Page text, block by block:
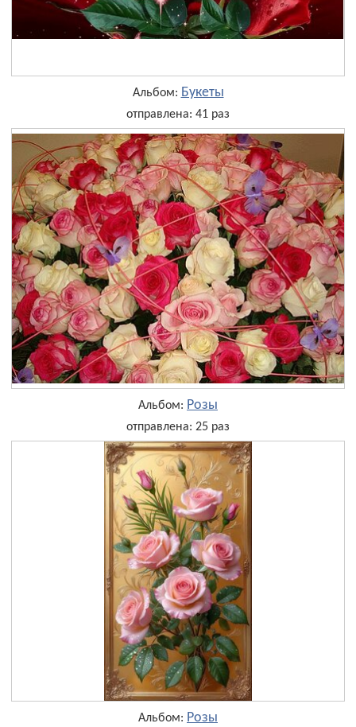
Альбом: Букеты
отправлена: 41 раз
Альбом: Розы
отправлена: 25 раз
Альбом: Розы